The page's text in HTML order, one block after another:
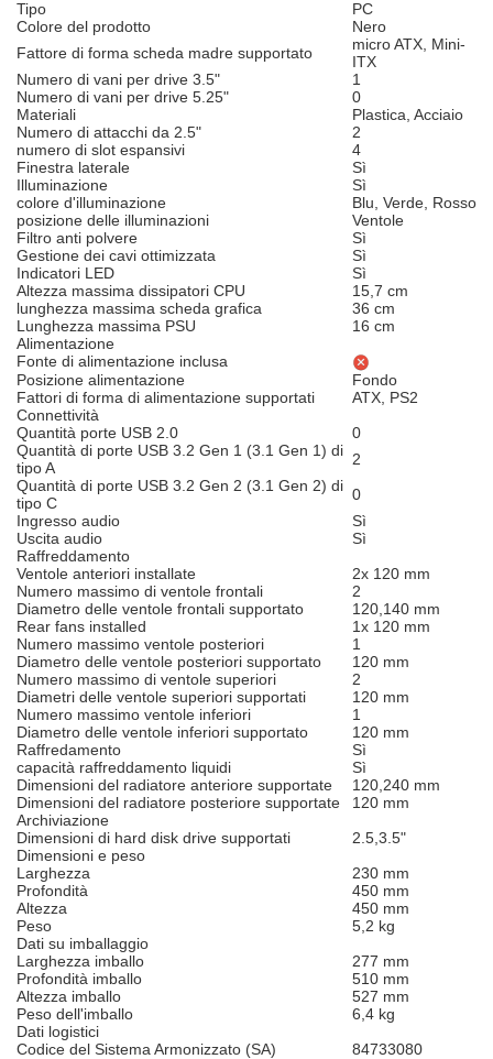
Tipo
PC
Colore del prodotto
Nero
Fattore di forma scheda madre supportato
micro ATX, Mini-
ITX
Numero di vani per drive 3.5"
1
Numero di vani per drive 5.25"
0
Materiali
Plastica, Acciaio
Numero di attacchi da 2.5"
2
numero di slot espansivi
4
Finestra laterale
Sì
Illuminazione
Sì
colore d'illuminazione
Blu, Verde, Rosso
posizione delle illuminazioni
Ventole
Filtro anti polvere
Sì
Gestione dei cavi ottimizzata
Sì
Indicatori LED
Sì
Altezza massima dissipatori CPU
15,7 cm
lunghezza massima scheda grafica
36 cm
Lunghezza massima PSU
16 cm
Alimentazione
Fonte di alimentazione inclusa
Posizione alimentazione
Fondo
Fattori di forma di alimentazione supportati
ATX, PS2
Connettività
Quantità porte USB 2.0
0
Quantità di porte USB 3.2 Gen 1 (3.1 Gen 1) di
tipo A
2
Quantità di porte USB 3.2 Gen 2 (3.1 Gen 2) di
tipo C
0
Ingresso audio
Sì
Uscita audio
Sì
Raffreddamento
Ventole anteriori installate
2x 120 mm
Numero massimo di ventole frontali
2
Diametro delle ventole frontali supportato
120,140 mm
Rear fans installed
1x 120 mm
Numero massimo ventole posteriori
1
Diametro delle ventole posteriori supportato
120 mm
Numero massimo di ventole superiori
2
Diametri delle ventole superiori supportati
120 mm
Numero massimo ventole inferiori
1
Diametro delle ventole inferiori supportato
120 mm
Raffredamento
Sì
capacità raffreddamento liquidi
Sì
Dimensioni del radiatore anteriore supportate
120,240 mm
Dimensioni del radiatore posteriore supportate
120 mm
Archiviazione
Dimensioni di hard disk drive supportati
2.5,3.5"
Dimensioni e peso
Larghezza
230 mm
Profondità
450 mm
Altezza
450 mm
Peso
5,2 kg
Dati su imballaggio
Larghezza imballo
277 mm
Profondità imballo
510 mm
Altezza imballo
527 mm
Peso dell'imballo
6,4 kg
Dati logistici
Codice del Sistema Armonizzato (SA)
84733080